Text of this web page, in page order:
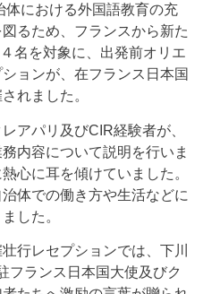
体における外国語教育の充
るため、フランスから新た
名を対象に、出発前オリエ
ョンが、在フランス日本国
れました。
アパリ及びCIR経験者が、
内容について説明を行いま
心に耳を傾けていました。
体での働き方や生活などに
した。
行レセプションでは、下川
フランス日本国大使及びク